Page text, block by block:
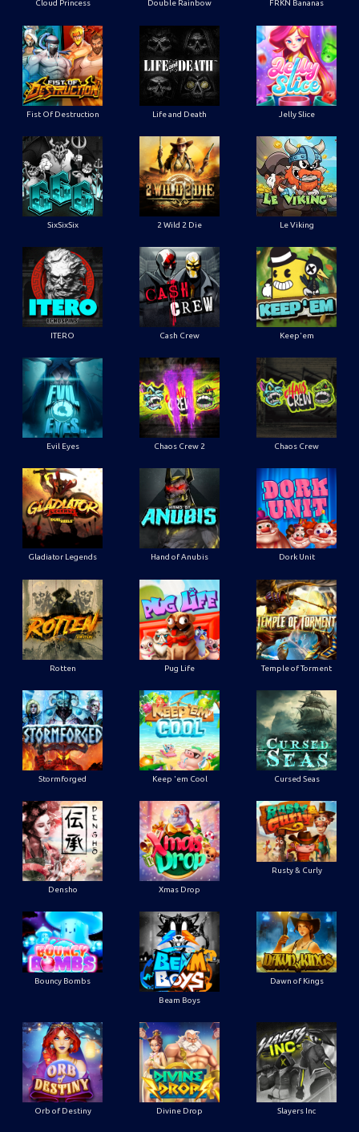
Cloud Princess Double Rainbow FRKN Bananas
Fist Of Destruction Life and Death Jelly Slice
SixSixSix 2 Wild 2 Die Le Viking
ITERO Cash Crew Keep'em
Evil Eyes Chaos Crew 2 Chaos Crew
Gladiator Legends Hand of Anubis Dork Unit
Rotten Pug Life Temple of Torment
Stormforged Keep 'em Cool Cursed Seas
Densho Xmas Drop
Rusty & Curly
Bouncy Bombs
Beam Boys
Dawn of Kings
Orb of Destiny Divine Drop Slayers Inc